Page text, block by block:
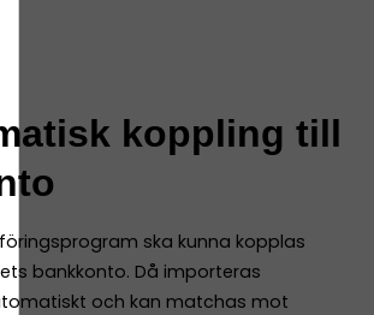
koppling till
ska kunna kopplas
bankkonto. Då importeras
och kan matchas mot